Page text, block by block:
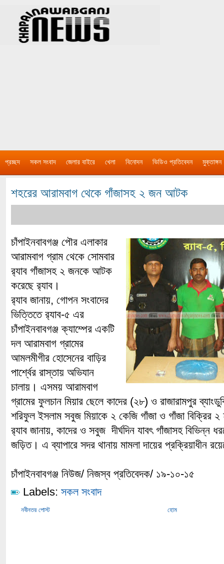
প্রচ্ছদ সকল সংবাদ জেলার বাইরে খেলা বিনোদন ভিডিও প্রতিবেদন মুক্তাঙ্গন
শহরের আরামবাগ থেকে গাঁজাসহ ২ জন আটক
চাঁপাইনবাবগঞ্জ পৌর এলাকার
আরামবাগ গ্রাম থেকে সোমবার
র‌্যাব গাঁজাসহ ২ জনকে আটক
করেছে র‌্যাব।
র‌্যাব জানায়, গোপন সংবাদের
ভিত্তিতে র‌্যাব-৫ এর
চাঁপাইনবাবগঞ্জ ক্যাম্পের একটি
দল আরামবাগ গ্রামের
আমলমীগীর হোসেনের বাড়ির
পার্শ্বের রাস্তায় অভিযান
চালায়। এসময় আরামবাগ
গ্রামের ফুলচান মিয়ার ছেলে কাদের (২৮) ও রাজারামপুর
শরিফুল ইসলাম সবুজ মিয়াকে ২ কেজি গাঁজা ও গাঁজা বিক্রির
র‌্যাব জানায়, কাদের ও সবুজ দীর্ঘদিন যাবৎ গাঁজাসহ বিভিন্ন
জড়িত। এ ব্যাপারে সদর থানায় মামলা দায়ের প্রক্রিয়াধীন
চাঁপাইনবাবগঞ্জ নিউজ/ নিজস্ব প্রতিবেদক/ ১৯-১০-১৫
Labels: সকল সংবাদ
নবীনতর পোস্ট হোম